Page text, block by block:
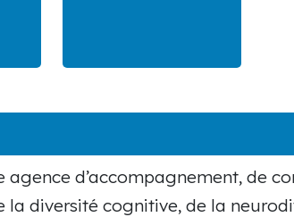
agence d’accompagnement, de
diversité cognitive, de la